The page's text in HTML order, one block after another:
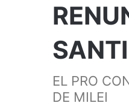
EL PRO
DE MILEI